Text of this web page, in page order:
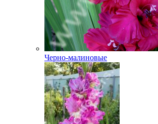
Черно-малиновые